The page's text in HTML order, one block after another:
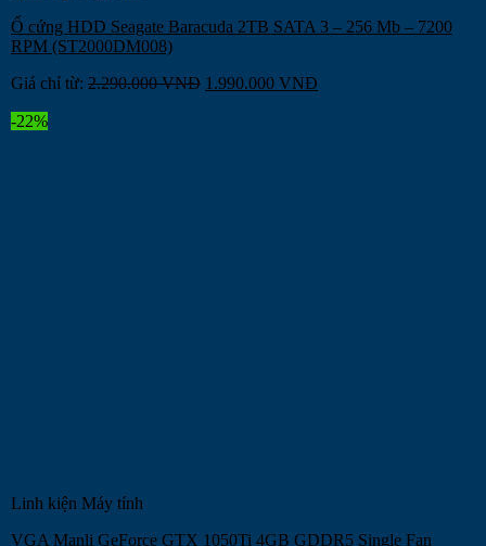
Ổ cứng HDD Seagate Baracuda 2TB SATA 3 – 256 Mb – 7200
RPM (ST2000DM008)
Giá chỉ từ: 2.290.000VNĐ 1.990.000 VNĐ
-22%
Linh kiện Máy tính
VGA Manli GeForce GTX 1050Ti 4GB GDDR5 Single Fan